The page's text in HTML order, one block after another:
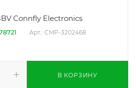
Connfly Electronics
Арт.: CMP-3202468
В КОРЗИНУ